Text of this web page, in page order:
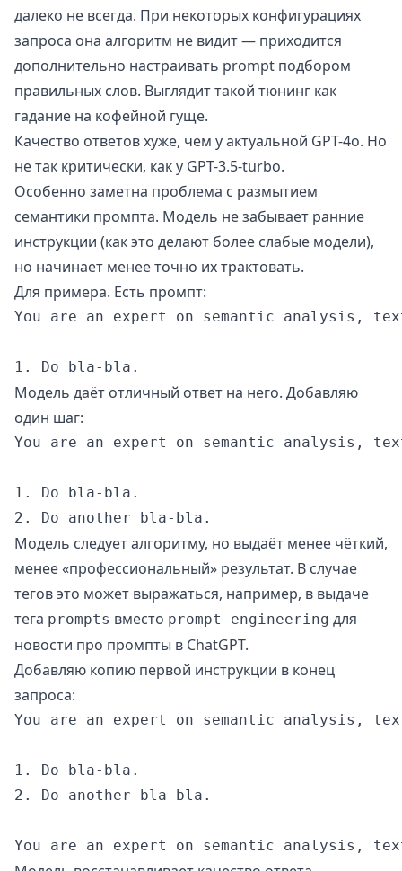
далеко не всегда. При некоторых конфигурациях
запроса она алгоритм не видит — приходится
дополнительно настраивать prompt подбором
правильных слов. Выглядит такой тюнинг как
гадание на кофейной гуще.
Качество ответов хуже, чем у актуальной GPT-4o. Но
не так критически, как у GPT-3.5-turbo.
Особенно заметна проблема с размытием
семантики промпта. Модель не забывает ранние
инструкции (как это делают более слабые модели),
но начинает менее точно их трактовать.
Для примера. Есть промпт:
You are an expert on semantic analysis,
Модель даёт отличный ответ на него. Добавляю
один шаг:
You are an expert on semantic analysis,
1. Do bla-bla.
Модель следует алгоритму, но выдаёт менее чёткий,
менее «профессиональный» результат. В случае
тегов это может выражаться, например, в выдаче
тега prompts вместо prompt-engineering для
новости про промпты в ChatGPT.
Добавляю копию первой инструкции в конец
запроса:
You are an expert on semantic analysis,
1. Do bla-bla.
2. Do another bla-bla.